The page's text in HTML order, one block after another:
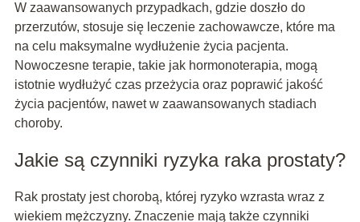
W zaawansowanych przypadkach, gdzie doszło do
przerzutów, stosuje się leczenie zachowawcze, które ma
na celu maksymalne wydłużenie życia pacjenta.
Nowoczesne terapie, takie jak hormonoterapia, mogą
istotnie wydłużyć czas przeżycia oraz poprawić jakość
życia pacjentów, nawet w zaawansowanych stadiach
choroby.
Jakie są czynniki ryzyka raka prostaty?
Rak prostaty jest chorobą, której ryzyko wzrasta wraz z
wiekiem mężczyzny. Znaczenie mają także czynniki